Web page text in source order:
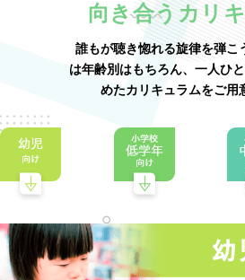
向き合うカリ
誰もが聴き惚れる旋律を弾こ
は年齢別はもちろん、一人ひ
めたカリキュラムをご用